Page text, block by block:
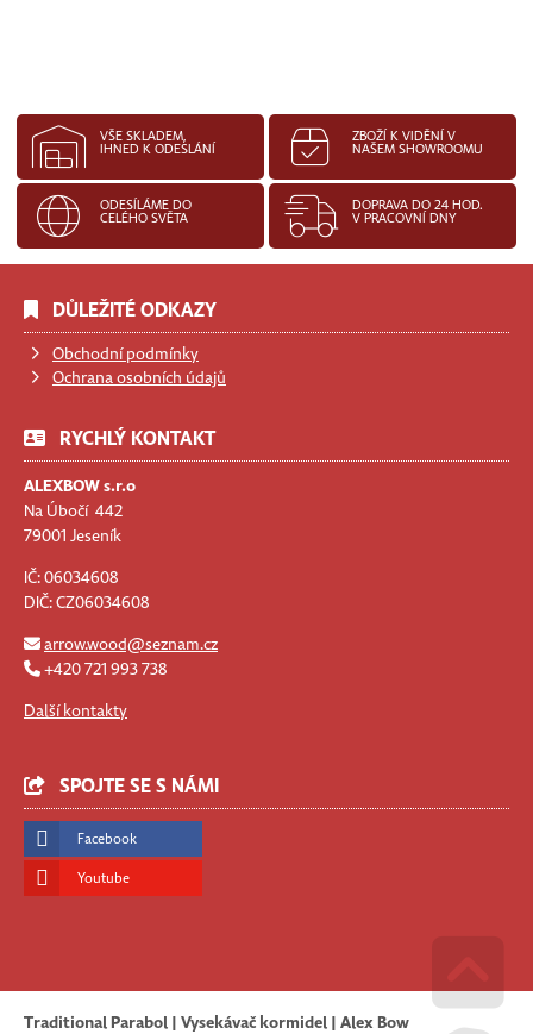
VŠE SKLADEM,
IHNED K ODESLÁNÍ
ZBOŽÍ K VIDĚNÍ V
NAŠEM SHOWROOMU
ODESÍLÁME DO
CELÉHO SVĚTA
DOPRAVA DO 24 HOD.
V PRACOVNÍ DNY
DŮLEŽITÉ ODKAZY
Obchodní podmínky
Ochrana osobních údajů
RYCHLÝ KONTAKT
ALEXBOW s.r.o
Na Úbočí 442
79001 Jeseník
IČ: 06034608
DIČ: CZ06034608
arrow.wood@seznam.cz
+420 721 993 738
Další kontakty
SPOJTE SE S NÁMI
Facebook
Youtube
Traditional Parabol | Vysekávač kormidel | Alex Bow